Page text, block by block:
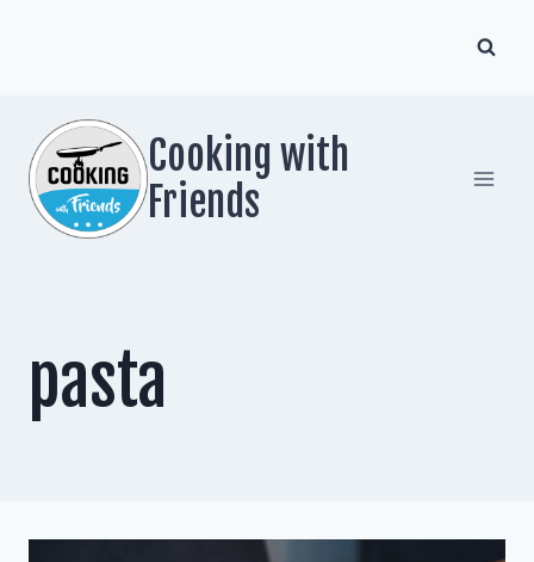
Cooking with
Friends
pasta